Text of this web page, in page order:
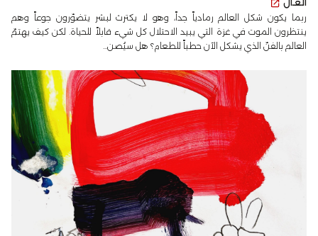
ربما يكون شكل العالم رمادياً جداً، وهو لا يكترث لبشر يتضوّرون جوعاً وهم
ينتظرون الموت في غزة التي يبيد الاحتلال كل شيء قابلاً للحياة. لكن كيف يهتمّ
العالم بالفنّ الذي يشكل الآن حطباً للطعام؟ هل سيُصن...